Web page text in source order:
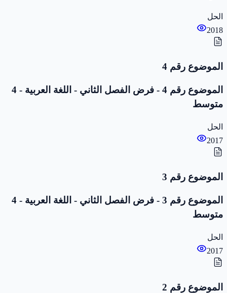
الحل
2018
الموضوع رقم 4
الموضوع رقم 4 - فرض الفصل الثاني - اللغة العربية - 4
متوسط
الحل
2017
الموضوع رقم 3
الموضوع رقم 3 - فرض الفصل الثاني - اللغة العربية - 4
متوسط
الحل
2017
الموضوع رقم 2